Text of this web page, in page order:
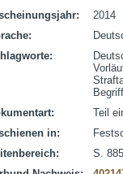
2014
Begriff
Teil
in:
S.